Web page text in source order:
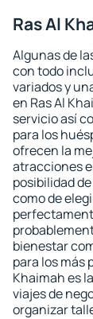
Ras Al
Algunas de
con todo
variados y
en Ras Al
servicio así
para los
ofrecen la
atracciones
posibilidad
como de
bienestar
para los más
Khaimah es
viajes de
organizar